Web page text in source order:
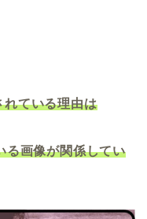
れている理由は
る画像が関係してい